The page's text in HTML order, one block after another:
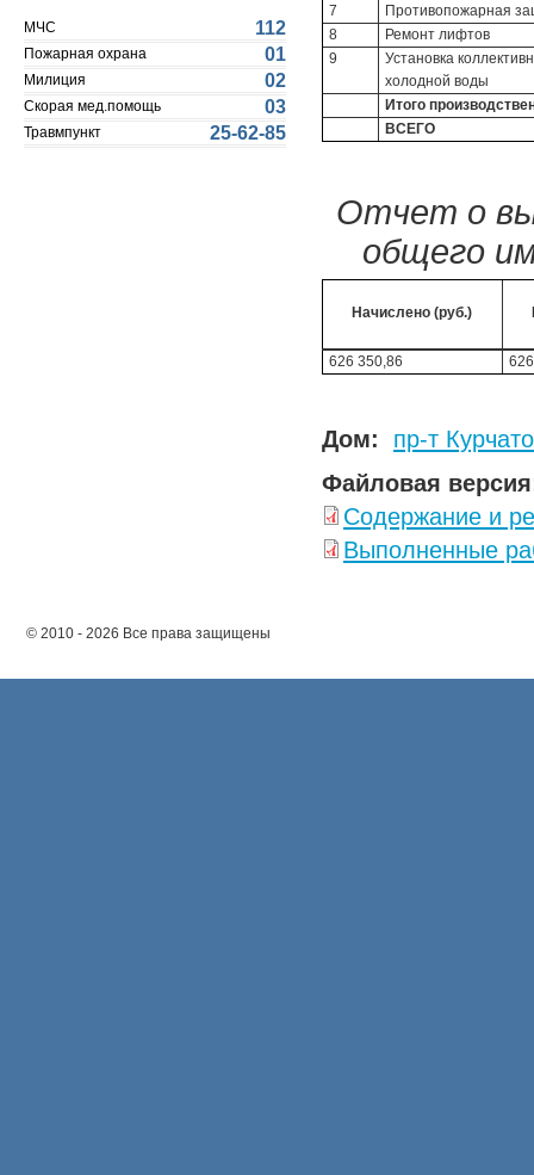
МЧС 112
Пожарная охрана 01
Милиция 02
Скорая мед.помощь 03
Травмпункт 25-62-85
7
Противопожарная
8
Ремонт лифтов
9
Установка
холодной воды
Итого
ВСЕГО
Отчет о
общего
Начислено (руб.)
626 350,86
Дом:
пр-т
Файловая
Содержание и
Выполненные
© 2010 - 2026 Все права защищены